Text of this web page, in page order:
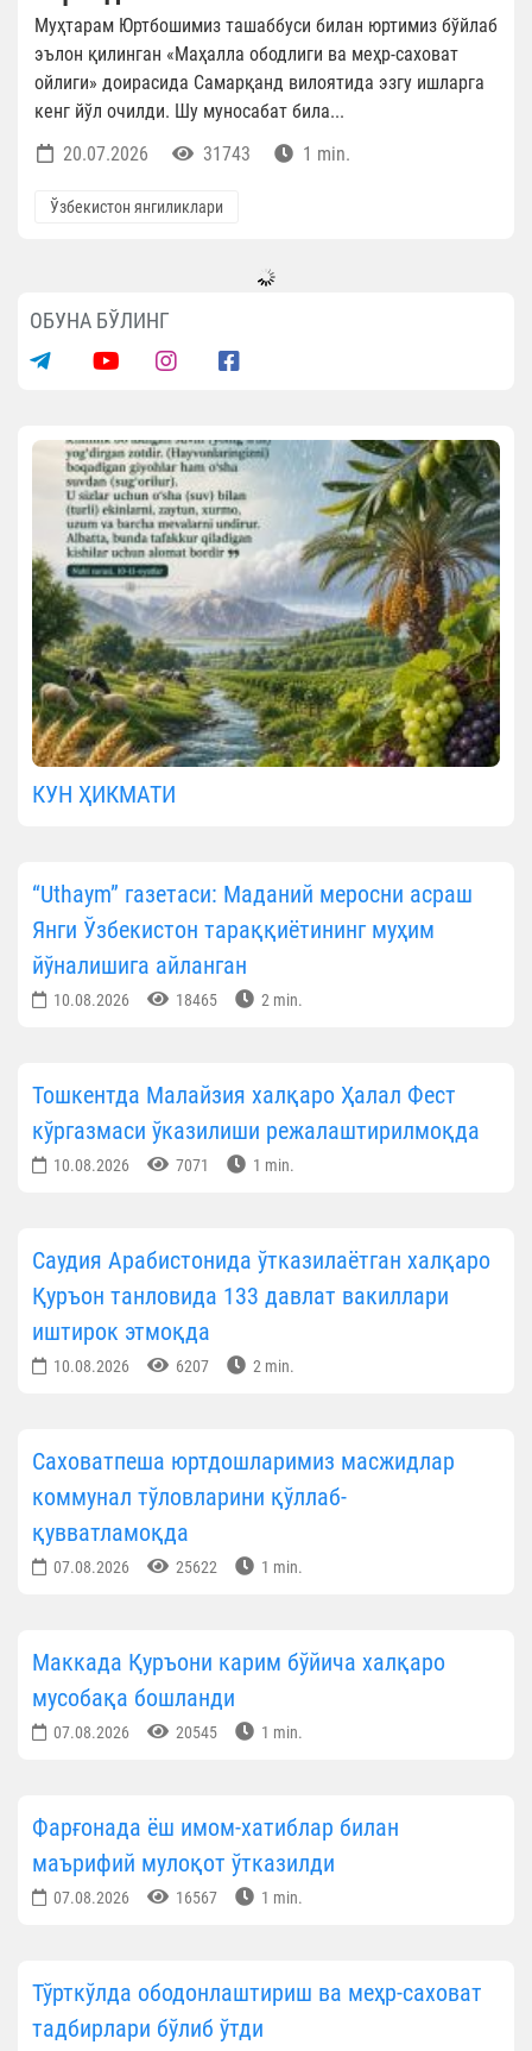
Муҳтарам Юртбошимиз ташаббуси билан юртимиз бўйлаб
эълон қилинган «Маҳалла ободлиги ва меҳр-саховат
ойлиги» доирасида Самарқанд вилоятида эзгу ишларга
кенг йўл очилди. Шу муносабат била...
20.07.2026
31743 1 min.
Ўзбекистон янгиликлари
ОБУНА БЎЛИНГ
КУН ҲИКМАТИ
“Uthaym” газетаси: Маданий меросни асраш
Янги Ўзбекистон тараққиётининг муҳим
йўналишига айланган
10.08.2026 18465 2 min.
Тошкентда Малайзия халқаро Ҳалал Фест
кўргазмаси ўказилиши режалаштирилмоқда
10.08.2026 7071 1 min.
Саудия Арабистонида ўтказилаётган халқаро
Қуръон танловида 133 давлат вакиллари
иштирок этмоқда
10.08.2026 6207 2 min.
Саховатпеша юртдошларимиз масжидлар
коммунал тўловларини қўллаб-
қувватламоқда
07.08.2026 25622 1 min.
Маккада Қуръони карим бўйича халқаро
мусобақа бошланди
07.08.2026 20545 1 min.
Фарғонада ёш имом-хатиблар билан
маърифий мулоқот ўтказилди
07.08.2026 16567 1 min.
Тўрткўлда ободонлаштириш ва меҳр-саховат
тадбирлари бўлиб ўтди